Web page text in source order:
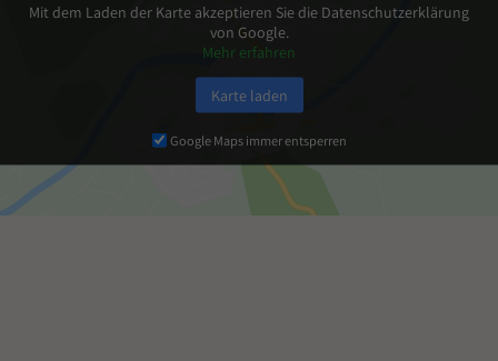
Mit dem Laden der Karte akzeptieren Sie die Datenschutzerklärung
von Google.
Mehr erfahren
Karte laden
Google Maps immer entsperren